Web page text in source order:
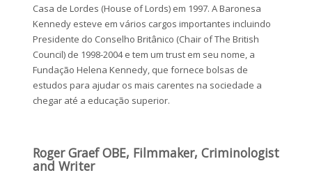
Casa de Lordes (House of Lords) em 1997. A Baronesa
Kennedy esteve em vários cargos importantes incluindo
Presidente do Conselho Britânico (Chair of The British
Council) de 1998-2004 e tem um trust em seu nome, a
Fundação Helena Kennedy, que fornece bolsas de
estudos para ajudar os mais carentes na sociedade a
chegar até a educação superior.
Roger Graef OBE, Filmmaker, Criminologist
and Writer